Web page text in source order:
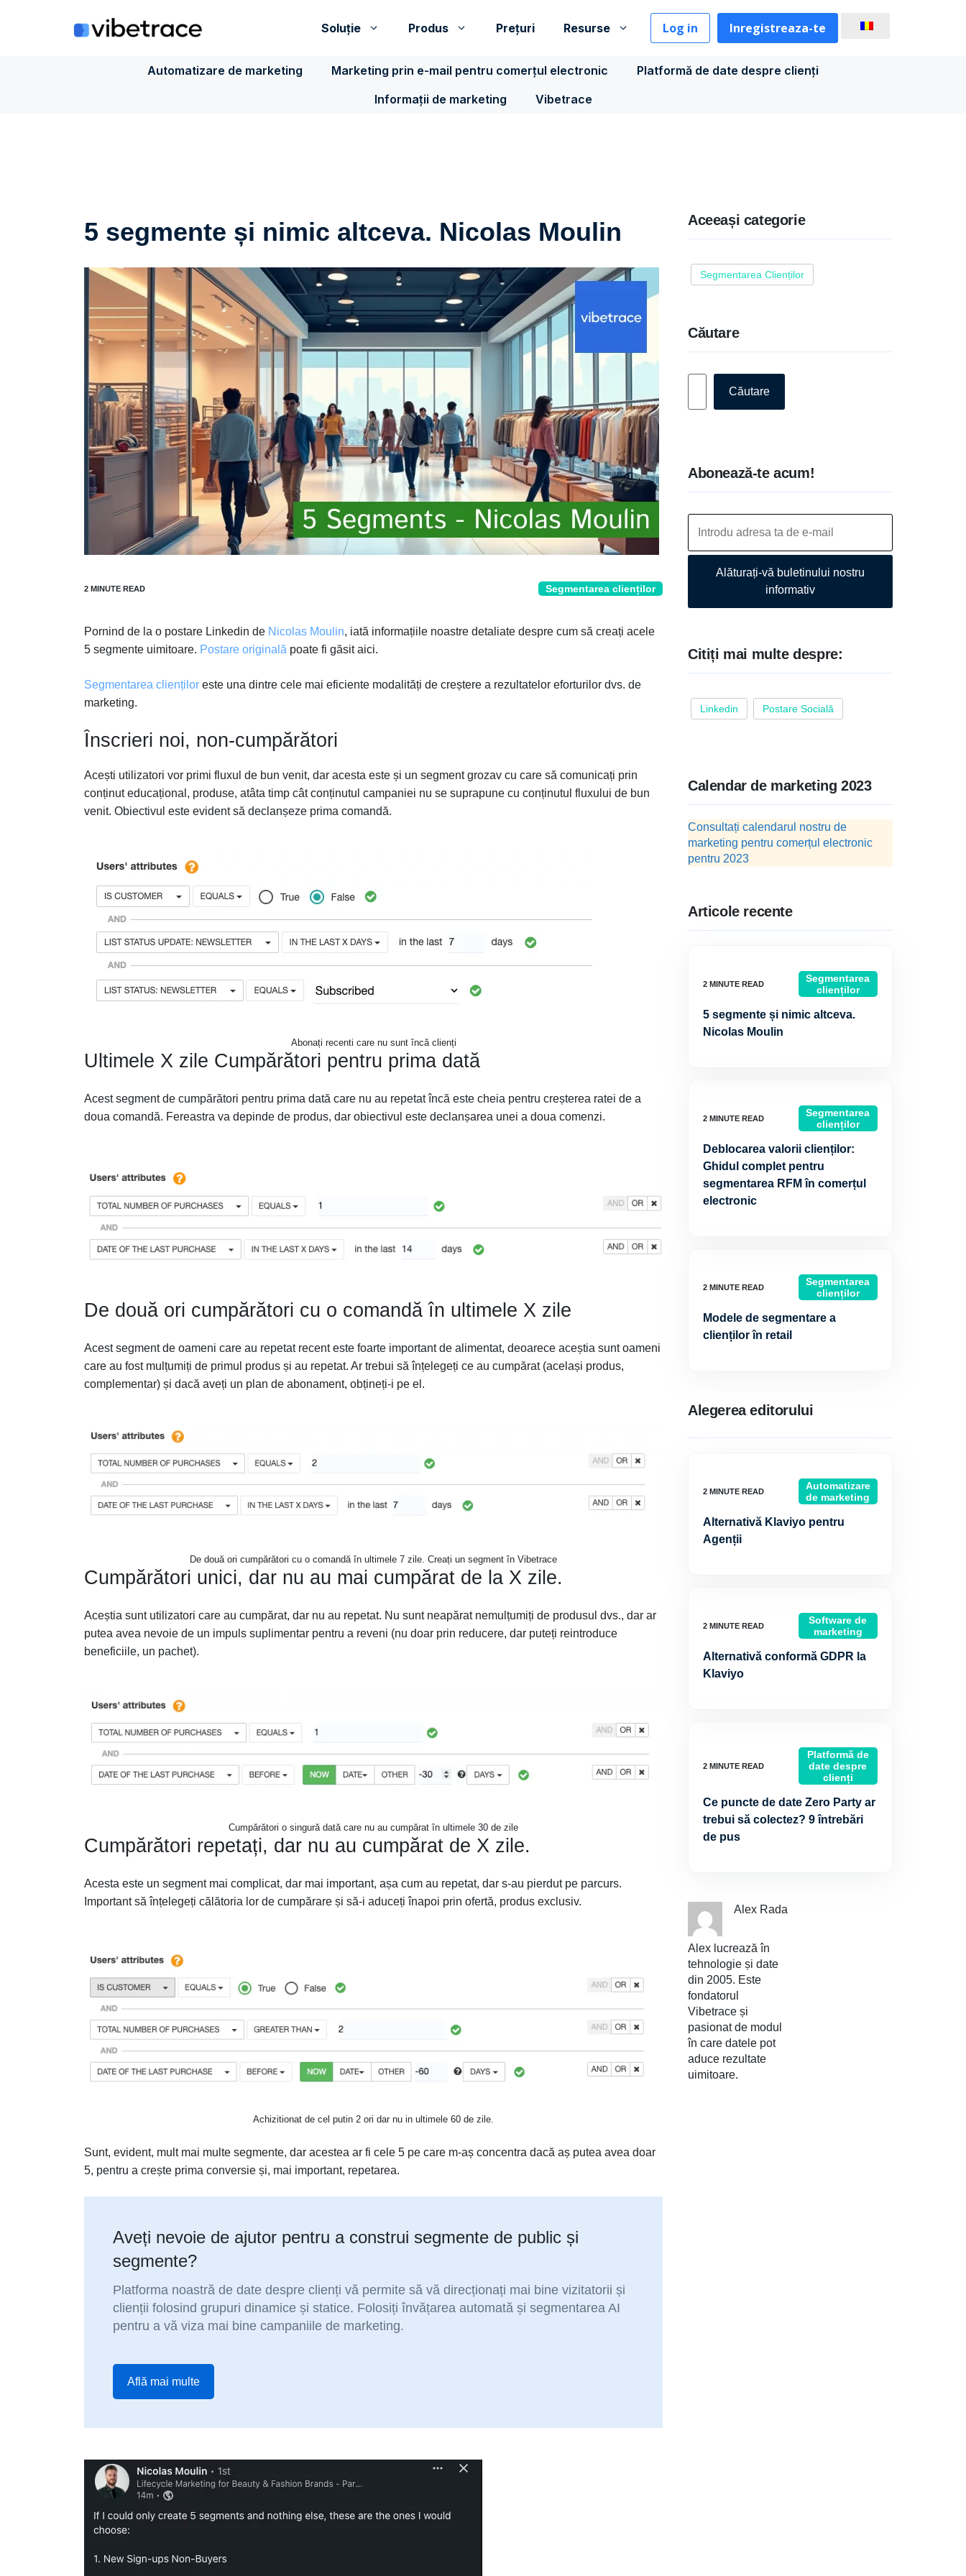
Soluţie Produs Prețuri Resurse Log in Inregistreaza-te
Automatizare de marketing Marketing prin e-mail pentru comerțul electronic
Platformă de date despre clienți
Informații de marketing
Vibetrace
5 segmente și nimic altceva. Nicolas Moulin
Segmentarea clienților
Pornind de la o postare Linkedin de Nicolas Moulin, iată informațiile noastre detaliate despre cum să creați acele
5 segmente uimitoare. Postare originală poate fi găsit aici.
Segmentarea clienților este una dintre cele mai eficiente modalități de creștere a rezultatelor eforturilor dvs. de
marketing.
Înscrieri noi, non-cumpărători
Acești utilizatori vor primi fluxul de bun venit, dar acesta este și un segment grozav cu care să comunicați prin
conținut educațional, produse, atâta timp cât conținutul campaniei nu se suprapune cu conținutul fluxului de bun
venit. Obiectivul este evident să declanșeze prima comandă.
Abonați recenti care nu sunt încă clienți
Ultimele X zile Cumpărători pentru prima dată
Acest segment de cumpărători pentru prima dată care nu au repetat încă este cheia pentru creșterea ratei de a
doua comandă. Fereastra va depinde de produs, dar obiectivul este declanșarea unei a doua comenzi.
De două ori cumpărători cu o comandă în ultimele X zile
Acest segment de oameni care au repetat recent este foarte important de alimentat, deoarece aceștia sunt oameni
care au fost mulțumiți de primul produs și au repetat. Ar trebui să înțelegeți ce au cumpărat (același produs,
complementar) și dacă aveți un plan de abonament, obțineți-i pe el.
De două ori cumpărători cu o comandă în ultimele 7 zile. Creați un segment în Vibetrace
Cumpărători unici, dar nu au mai cumpărat de la X zile.
Aceștia sunt utilizatori care au cumpărat, dar nu au repetat. Nu sunt neapărat nemulțumiți de produsul dvs., dar ar
putea avea nevoie de un impuls suplimentar pentru a reveni (nu doar prin reducere, dar puteți reintroduce
beneficiile, un pachet).
Cumpărători o singură dată care nu au cumpărat în ultimele 30 de zile
Cumpărători repetați, dar nu au cumpărat de X zile.
Acesta este un segment mai complicat, dar mai important, așa cum au repetat, dar s-au pierdut pe parcurs.
Important să înțelegeți călătoria lor de cumpărare și să-i aduceți înapoi prin ofertă, produs exclusiv.
Achizitionat de cel putin 2 ori dar nu in ultimele 60 de zile.
Sunt, evident, mult mai multe segmente, dar acestea ar fi cele 5 pe care m-aș concentra dacă aș putea avea doar
5, pentru a crește prima conversie și, mai important, repetarea.
Aveți nevoie de ajutor pentru a construi segmente de public și
segmente?
Platforma noastră de date despre clienți vă permite să vă direcționați mai bine vizitatorii și
clienții folosind grupuri dinamice și statice. Folosiți învățarea automată și segmentarea AI
pentru a vă viza mai bine campaniile de marketing.
Află mai multe
Aceeași categorie
Segmentarea Clienților
Căutare
Căutare
Abonează-te acum!
Alăturați-vă buletinului nostru
informativ
Citiți mai multe despre:
Linkedin Postare Socială
Calendar de marketing 2023
Consultați calendarul nostru de
marketing pentru comerțul electronic
pentru 2023
Articole recente
Segmentarea
clienților
5 segmente și nimic altceva.
Nicolas Moulin
Segmentarea
clienților
Deblocarea valorii clienților:
Ghidul complet pentru
segmentarea RFM în comerțul
electronic
Segmentarea
clienților
Modele de segmentare a
clienților în retail
Alegerea editorului
Automatizare
de marketing
Alternativă Klaviyo pentru
Agenții
Software de
marketing
Alternativă conformă GDPR la
Klaviyo
Platformă de
date despre
clienți
Ce puncte de date Zero Party ar
trebui să colectez? 9 întrebări
de pus
Alex Rada
Alex lucrează în
tehnologie și date
din 2005. Este
fondatorul
Vibetrace și
pasionat de modul
în care datele pot
aduce rezultate
uimitoare.